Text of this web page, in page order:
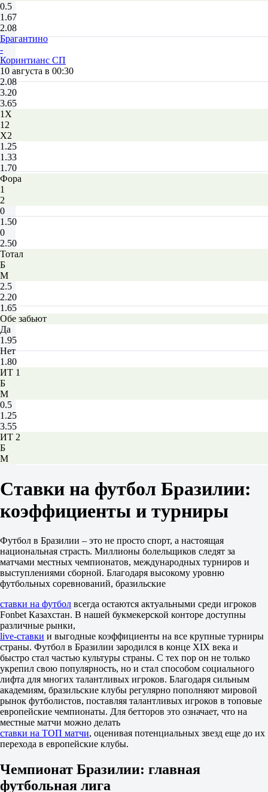
0.5
1.67
2.08
Брагантино
-
Коринтианс СП
10 августа в 00:30
2.08
3.20
3.65
1X
12
X2
1.25
1.33
1.70
Фора
1
2
0
1.50
0
2.50
Тотал
Б
М
2.5
2.20
1.65
Обе забьют
Да
1.95
Нет
1.80
ИТ 1
Б
М
0.5
1.25
3.55
ИТ 2
Б
М
2.40
-
Атлетико Паранаэнсе
2.10
3.20
3.55
1X
12
1.27
1.33
1.70
Фора
1
2
0
1.52
0
2.45
Тотал
Б
М
2.5
1.70
Обе забьют
Ставки на футбол Бразилии:
коэффициенты и турниры
Футбол в Бразилии – это не просто спорт, а настоящая
национальная страсть. Миллионы болельщиков следят за
матчами местных чемпионатов, международных турниров и
выступлениями сборной. Благодаря высокому уровню
футбольных соревнований, бразильские
ставки на футбол всегда остаются актуальными среди игроков
Fonbet Казахстан. В нашей букмекерской конторе доступны
различные рынки,
live-ставки и выгодные коэффициенты на все крупные турниры
страны. Футбол в Бразилии зародился в конце XIX века и
быстро стал частью культуры страны. С тех пор он не только
укрепил свою популярность, но и стал способом социального
лифта для многих талантливых игроков. Благодаря сильным
академиям, бразильские клубы регулярно пополняют мировой
рынок футболистов, поставляя талантливых игроков в топовые
европейские чемпионаты. Для бетторов это означает, что на
местные матчи можно делать
ставки на ТОП матчи, оценивая потенциальных звезд еще до их
перехода в европейские клубы.
Чемпионат Бразилии: главная
футбольная лига